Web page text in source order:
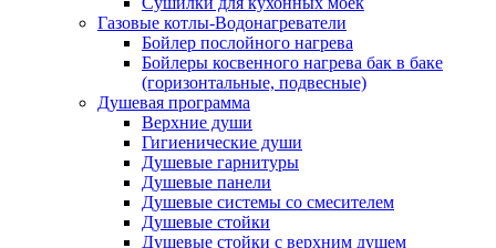
Газовые котлы-Водонагреватели
Бойлер послойного нагрева
Бойлеры косвенного нагрева бак в баке
(горизонтальные, подвесные)
Душевая программа
Верхние души
Гигиенические души
Душевые гарнитуры
Душевые панели
Душевые системы со смесителем
Душевые стойки
Душевые стойки с верхним душем